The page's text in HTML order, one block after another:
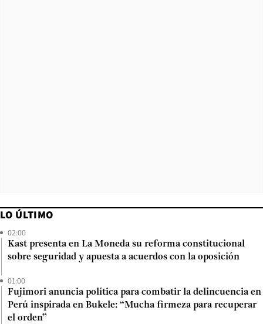
LO ÚLTIMO
02:00
Kast presenta en La Moneda su reforma constitucional
sobre seguridad y apuesta a acuerdos con la oposición
01:00
Fujimori anuncia política para combatir la delincuencia en
Perú inspirada en Bukele: “Mucha firmeza para recuperar
el orden”